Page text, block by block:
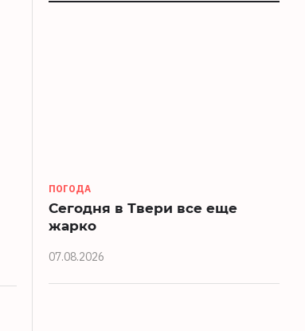
ПОГОДА
Сегодня в Твери все еще
жарко
07.08.2026